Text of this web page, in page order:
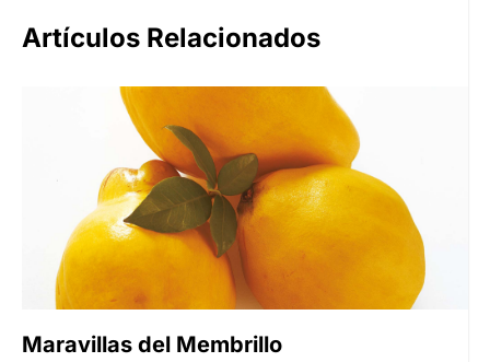
Artículos Relacionados
Maravillas del Membrillo